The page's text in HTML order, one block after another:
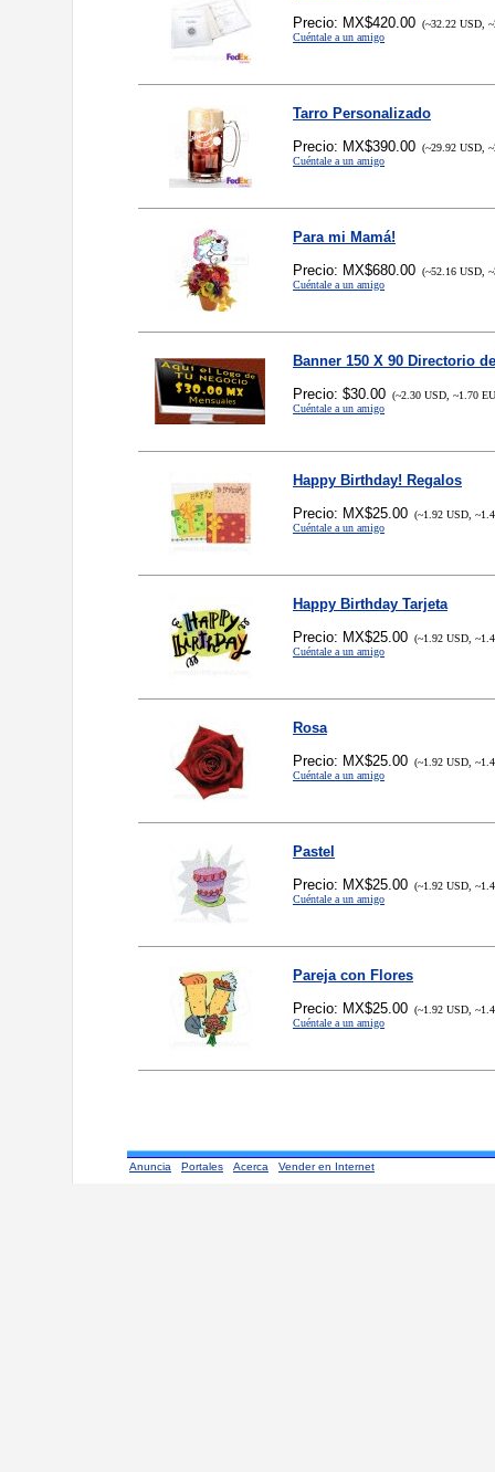
Precio: MX$420.00 (~32.22 USD,
Cuéntale a un amigo
Tarro Personalizado
Precio: MX$390.00 (~29.92 USD,
Cuéntale a un amigo
Para mi Mamá!
Precio: MX$680.00 (~52.16 USD,
Cuéntale a un amigo
Banner 150 X 90 Directorio
Precio: $30.00 (~2.30 USD, ~1.70
Cuéntale a un amigo
Happy Birthday! Regalos
Precio: MX$25.00 (~1.92 USD,
Cuéntale a un amigo
Happy Birthday Tarjeta
Precio: MX$25.00 (~1.92 USD,
Cuéntale a un amigo
Rosa
Precio: MX$25.00 (~1.92 USD,
Cuéntale a un amigo
Pastel
Precio: MX$25.00 (~1.92 USD,
Cuéntale a un amigo
Pareja con Flores
Precio: MX$25.00 (~1.92 USD,
Cuéntale a un amigo
Anuncia Portales Acerca Vender en Internet